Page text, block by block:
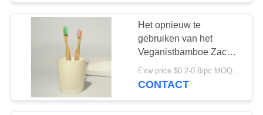
EEN
SITEMAP
PRIVACYBELEID
Geactiveerde
Houtskooltandpasta
18
Het opnieuw te
gebruiken van het
Veganistbamboe Zachte
BPA Vrije Nylon
Varkenshaar van de de
CONTACT